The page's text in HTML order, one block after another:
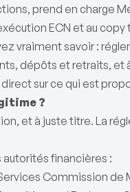
prend en charge
ECN et au copy
vraiment savoir :
dépôts et retraits, et
direct sur ce qui est
?
et à juste titre. La
financières :
Commission de